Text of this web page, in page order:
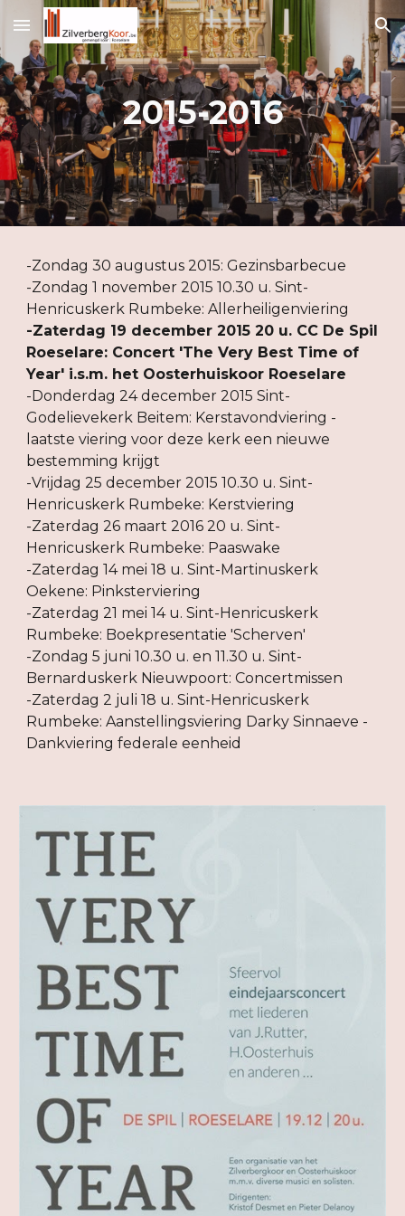
Skip to main content Skip to navigation
2015-2016
-Zondag 30 augustus 2015: Gezinsbarbecue
-Zondag 1 november 2015 10.30 u. Sint-
Henricuskerk Rumbeke: Allerheiligenviering
-Zaterdag 19 december 2015 20 u. CC De Spil
Roeselare: Concert 'The Very Best Time of
Year' i.s.m. het Oosterhuiskoor Roeselare
-Donderdag 24 december 2015 Sint-
Godelievekerk Beitem: Kerstavondviering -
laatste viering voor deze kerk een nieuwe
bestemming krijgt
-Vrijdag 25 december 2015 10.30 u. Sint-
Henricuskerk Rumbeke: Kerstviering
-Zaterdag 26 maart 2016 20 u. Sint-
Henricuskerk Rumbeke: Paaswake
-Zaterdag 14 mei 18 u. Sint-Martinuskerk
Oekene: Pinksterviering
-Zaterdag 21 mei 14 u. Sint-Henricuskerk
Rumbeke: Boekpresentatie 'Scherven'
-Zondag 5 juni 10.30 u. en 11.30 u. Sint-
Bernarduskerk Nieuwpoort: Concertmissen
-Zaterdag 2 juli 18 u. Sint-Henricuskerk
Rumbeke: Aanstellingsviering Darky Sinnaeve -
Dankviering federale eenheid